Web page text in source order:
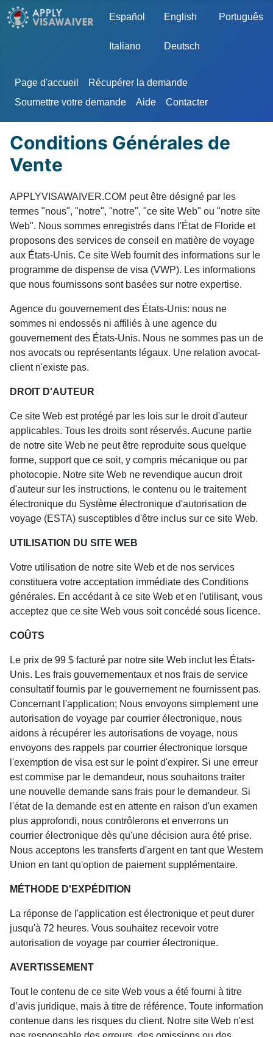
Sélectionnez votre langue
Español English Português
Italiano Deutsch
Page d'accueil
Récupérer la demande
Soumettre votre demande
Aide Contacter
Conditions Générales de
Vente
APPLYVISAWAIVER.COM peut être désigné par les
termes "nous", "notre", "notre", "ce site Web" ou "notre site
Web". Nous sommes enregistrés dans l'État de Floride et
proposons des services de conseil en matière de voyage
aux États-Unis. Ce site Web fournit des informations sur le
programme de dispense de visa (VWP). Les informations
que nous fournissons sont basées sur notre expertise.
Agence du gouvernement des États-Unis: nous ne
sommes ni endossés ni affiliés à une agence du
gouvernement des États-Unis. Nous ne sommes pas un de
nos avocats ou représentants légaux. Une relation avocat-
client n'existe pas.
DROIT D'AUTEUR
Ce site Web est protégé par les lois sur le droit d'auteur
applicables. Tous les droits sont réservés. Aucune partie
de notre site Web ne peut être reproduite sous quelque
forme, support que ce soit, y compris mécanique ou par
photocopie. Notre site Web ne revendique aucun droit
d'auteur sur les instructions, le contenu ou le traitement
électronique du Système électronique d'autorisation de
voyage (ESTA) susceptibles d'être inclus sur ce site Web.
UTILISATION DU SITE WEB
Votre utilisation de notre site Web et de nos services
constituera votre acceptation immédiate des Conditions
générales. En accédant à ce site Web et en l'utilisant, vous
acceptez que ce site Web vous soit concédé sous licence.
COÛTS
Le prix de 99 $ facturé par notre site Web inclut les États-
Unis. Les frais gouvernementaux et nos frais de service
consultatif fournis par le gouvernement ne fournissent pas.
Concernant l'application; Nous envoyons simplement une
autorisation de voyage par courrier électronique, nous
aidons à récupérer les autorisations de voyage, nous
envoyons des rappels par courrier électronique lorsque
l'exemption de visa est sur le point d'expirer. Si une erreur
est commise par le demandeur, nous souhaitons traiter
une nouvelle demande sans frais pour le demandeur. Si
l'état de la demande est en attente en raison d'un examen
plus approfondi, nous contrôlerons et enverrons un
courrier électronique dès qu'une décision aura été prise.
Nous acceptons les transferts d'argent en tant que Western
Union en tant qu'option de paiement supplémentaire.
MÉTHODE D'EXPÉDITION
La réponse de l'application est électronique et peut durer
jusqu'à 72 heures. Vous souhaitez recevoir votre
autorisation de voyage par courrier électronique.
AVERTISSEMENT
Tout le contenu de ce site Web vous a été fourni à titre
d’avis juridique, mais à titre de référence. Toute information
contenue dans les risques du client. Notre site Web n'est